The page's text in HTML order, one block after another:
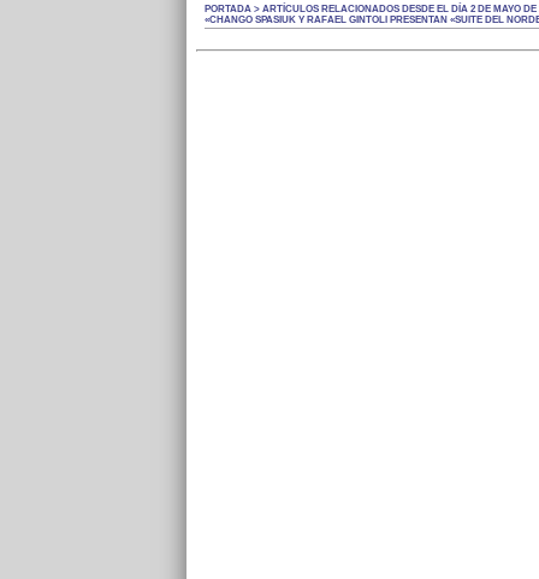
PORTADA > ARTÍCULOS RELACIONADOS DESDE EL DÍA 2 DE MAYO DE
«CHANGO SPASIUK Y RAFAEL GINTOLI PRESENTAN «SUITE DEL